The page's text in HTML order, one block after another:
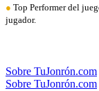
● Top Performer del
jugador.
Sobre TuJonrón.com
Sobre TuJonrón.com